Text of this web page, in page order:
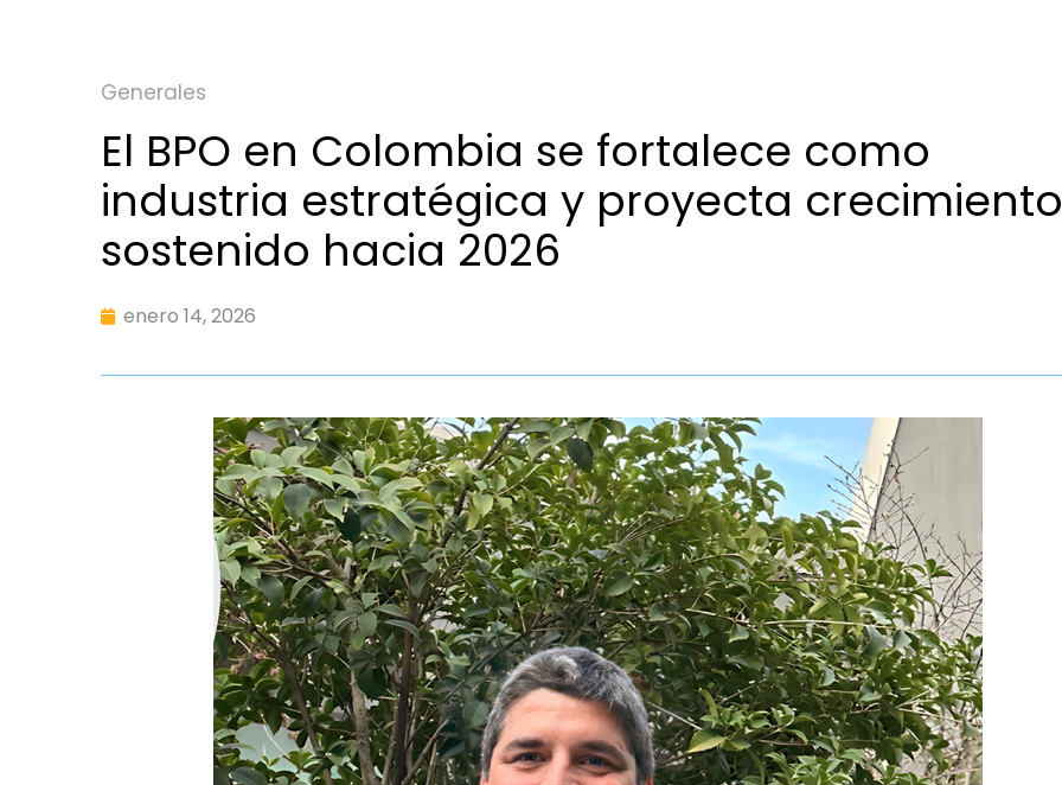
Generales
El BPO en Colombia se fortalece como
industria estratégica y proyecta crecimiento
sostenido hacia 2026
enero 14, 2026